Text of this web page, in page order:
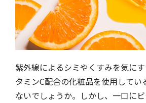
紫外線によるシミやくすみを気に
タミンC配合の化粧品を使用してい
ないでしょうか。しかし、一口に